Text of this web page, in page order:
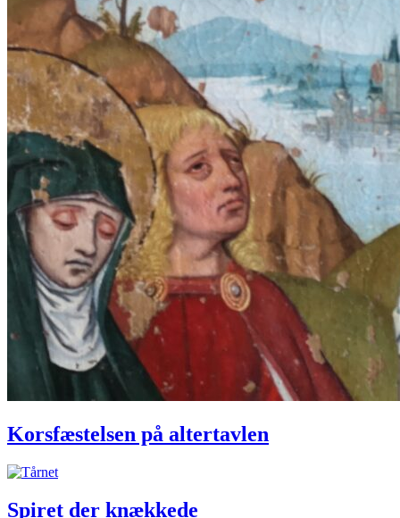
Korsfæstelsen på altertavlen
Spiret
knækkede
Spiret der knækkede